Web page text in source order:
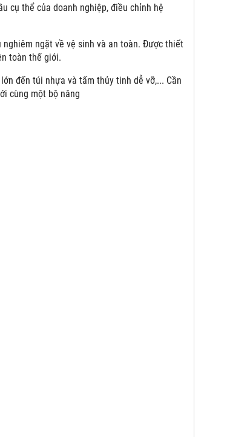
cụ thể của doanh nghiệp, điều chỉnh hệ
nghiêm ngặt về vệ sinh và an toàn. Được thiết
toàn thế giới.
đến túi nhựa và tấm thủy tinh dễ vỡ,... Cần
cùng một bộ nâng